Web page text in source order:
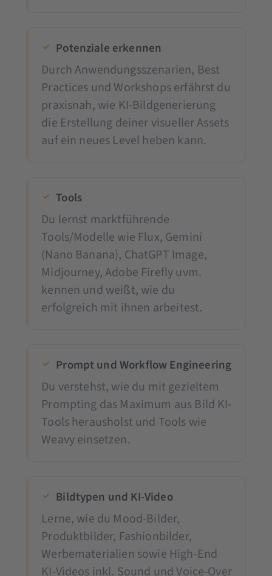
Potenziale erkennen
Durch Anwendungsszenarien, Best
Practices und Workshops erfährst du
praxisnah, wie KI-Bildgenerierung
die Erstellung deiner visueller Assets
auf ein neues Level heben kann.
Tools
Du lernst marktführende
Tools/Modelle wie Flux, Gemini
(Nano Banana), ChatGPT Image,
Midjourney, Adobe Firefly uvm.
kennen und weißt, wie du
erfolgreich mit ihnen arbeitest.
Prompt und Workflow Engineering
Du verstehst, wie du mit gezieltem
Prompting das Maximum aus Bild KI-
Tools herausholst und Tools wie
Weavy einsetzen.
Bildtypen und KI-Video
Lerne, wie du Mood-Bilder,
Produktbilder, Fashionbilder,
Werbematerialien sowie High-End
KI-Videos inkl. Sound und Voice-Over